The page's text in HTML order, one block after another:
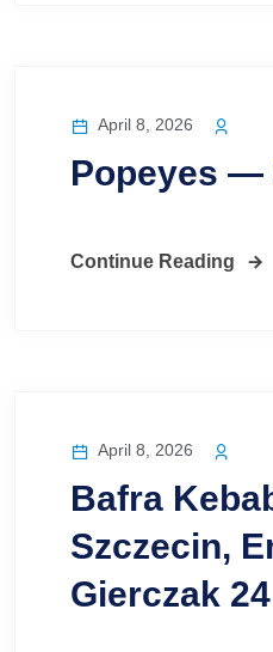
April 8, 2026
Popeyes —
Continue Reading
April 8, 2026
Bafra
Szczecin,
Gierczak 24